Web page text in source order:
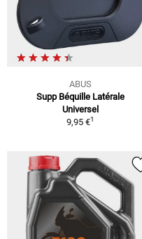
ABUS
Supp Béquille Latérale
Universel
9,95 €1